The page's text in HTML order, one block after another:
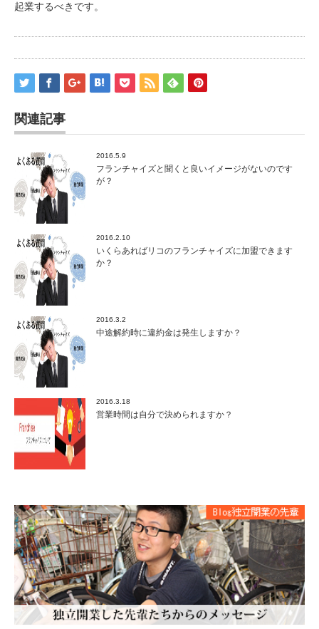
起業するべきです。
関連記事
2016.5.9
フランチャイズと聞くと良いイメージがないのです
が？
2016.2.10
いくらあればリコのフランチャイズに加盟できます
か？
2016.3.2
中途解約時に違約金は発生しますか？
2016.3.18
営業時間は自分で決められますか？